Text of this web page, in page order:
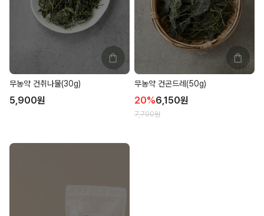
무농약 건취나물(30g)
5,900원
무농약 건곤드레(50g)
20%6,150원
7,700원